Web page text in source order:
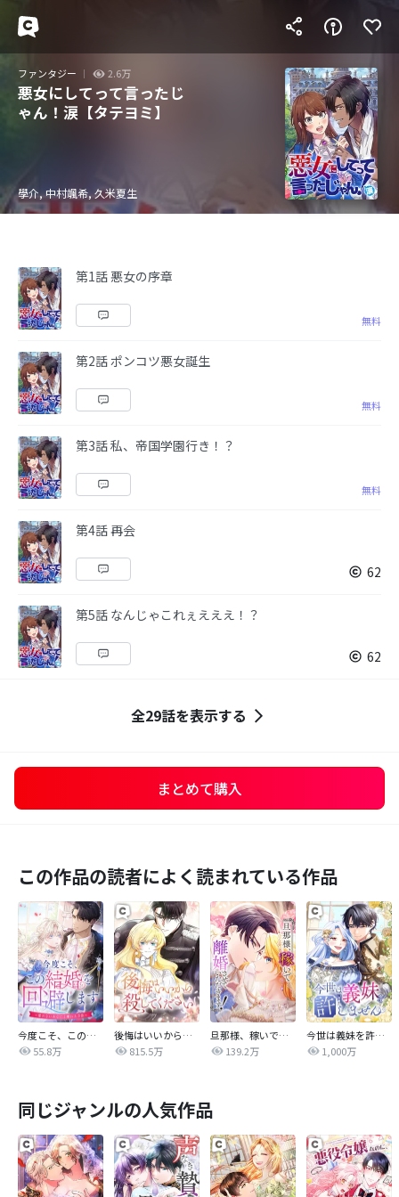
ファンタジー 2.6万
悪女にしてって言ったじ
ゃん！涙【タテヨミ】
學介, 中村颯希, 久米夏生
第1話 悪女の序章
無料
第2話 ポンコツ悪女誕生
無料
第3話 私、帝国学園行き！？
無料
第4話 再会
62
第5話 なんじゃこれぇえええ！？
62
全29話を表示する
まとめて購入
この作品の読者によく読まれている作品
今度こそ、この結婚を回避します～愛のないあなたと離れる方法～
55.8万
後悔はいいから殺してください
815.5万
旦那様、稼いで離婚させていただきます！
139.2万
今世は義妹を許しません
1,000万
同じジャンルの人気作品